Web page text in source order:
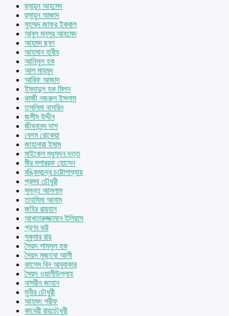
হুমায়ূন আহমেদ
হুমায়ুন আজাদ
মুহম্মদ জাফর ইকবাল
আবুল মনসুর আহমেদ
আহমদ ছফা
আহসান হাবীব
আনিসুল হক
আল মাহমুদ
আরিফ আজাদ
ইমদাদুল হক মিলন
কাজী নজরুল ইসলাম
তসলিমা নাসরিন
জসীম উদ্দীন
জীবনানন্দ দাশ
বেগম রোকেয়া
জাহানারা ইমাম
মাইকেল মধুসূদন দত্ত
মীর মশাররফ হোসেন
বঙ্কিমচন্দ্র চট্টোপাধ্যায়
প্রমথ চৌধুরী
সুমন্ত আসলাম
তাহমিমা আনাম
জহির রায়হান
আখতারুজ্জামান ইলিয়াস
প্রণব ভট্ট
সুকুমার রায়
সৈয়দ শামসুল হক
সৈয়দ মুজতবা আলী
কাসেম বিন আবুবাকার
সৈয়দ ওয়ালীউল্লাহ
নাসরীন জাহান
মুনীর চৌধুরী
আহমদ শরীফ
কাবেরী রায়চৌধুরী